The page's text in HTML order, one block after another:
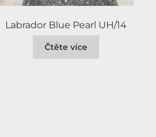
Labrador Blue Pearl UH/14
Čtěte více